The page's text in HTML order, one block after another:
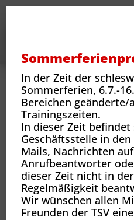
TSV Reinbek Geschäftsstelle
Geschäftsstelle
Unser Geschäftsstellen-
In der Zeit der
Sommerferien, 6.7.-
Bereichen geänderte/
Trainingszeiten.
In dieser Zeit
Geschäftsstelle in
Mails, Nachrichten
Anrufbeantworter
dieser Zeit nicht in
Regelmäßigkeit
Wir wünschen allen
Freunden der TSV